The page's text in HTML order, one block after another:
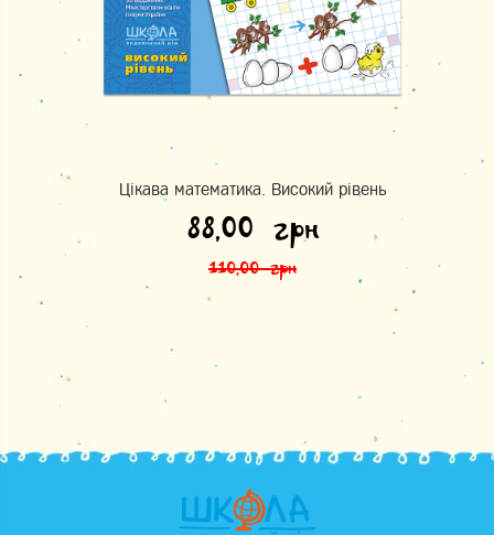
Цікава математика. Високий рівень
110,00грн
Оригінальна ціна: 110,00 грн.
88,00 грн
Поточна ціна: 88,00 грн.